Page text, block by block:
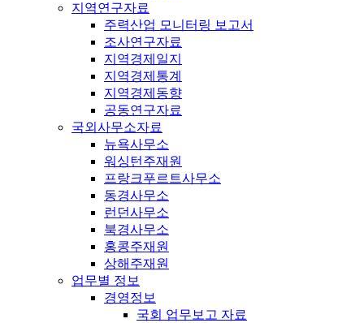
지역연구자료
주력산업 모니터링 보고서
조사연구자료
지역경제일지
지역경제통계
지역경제동향
공동연구자료
국외사무소자료
뉴욕사무소
워싱턴주재원
프랑크푸르트사무소
동경사무소
런던사무소
북경사무소
홍콩주재원
상해주재원
업무별 정보
경영정보
국회 업무보고 자료